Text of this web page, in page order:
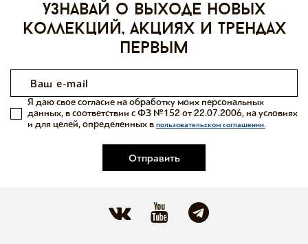
узнавай о выходе новых
коллекций, акциях и трендах
первым
Отправить
Я даю свое согласие на обработку моих персональных
данных, в соответствии с ФЗ №152 от 22.07.2006, на условиях
и для целей, определенных в пользовательском соглашении.